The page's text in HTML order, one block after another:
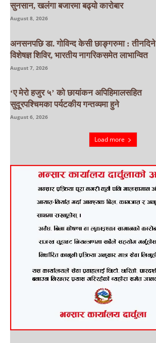
सुनसान, खलंगा बजारमा बढ्यो कारोबार
August 8, 2026
अनसनपछि डा. गोविन्द केसी छाङ्गरुमा : तीनदिने
विशेषज्ञ शिविर, भारतीय नागरिकसमेत लाभान्वित
August 7, 2026
‘ए मेरो हजुर ५’ को छायांकन अपिहिमालसहित
सुदूरपश्चिमका पर्यटकीय गन्तव्यमा हुने
August 6, 2026
Load more